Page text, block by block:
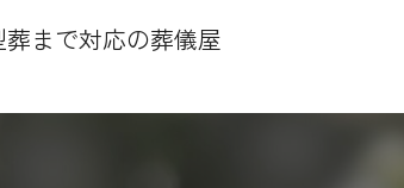
まで対応の葬儀屋